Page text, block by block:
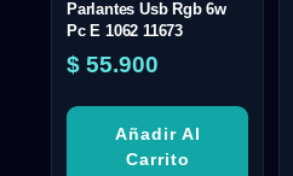
Parlantes Usb Rgb 6w
Pc E 1062 11673
$ 55.900
Añadir Al
Carrito